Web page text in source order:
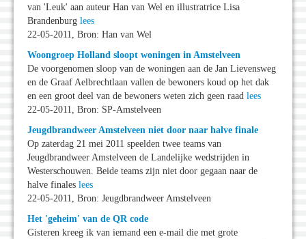
van 'Leuk' aan auteur Han van Wel en illustratrice Lisa
Brandenburg lees
22-05-2011, Bron: Han van Wel
Woongroep Holland sloopt woningen in Amstelveen
De voorgenomen sloop van de woningen aan de Jan Lievensweg
en de Graaf Aelbrechtlaan vallen de bewoners koud op het dak
en een groot deel van de bewoners weten zich geen raad lees
22-05-2011, Bron: SP-Amstelveen
Jeugdbrandweer Amstelveen niet door naar halve finale
Op zaterdag 21 mei 2011 speelden twee teams van
Jeugdbrandweer Amstelveen de Landelijke wedstrijden in
Westerschouwen. Beide teams zijn niet door gegaan naar de
halve finales lees
22-05-2011, Bron: Jeugdbrandweer Amstelveen
Het 'geheim' van de QR code
Gisteren kreeg ik van iemand een e-mail die met grote